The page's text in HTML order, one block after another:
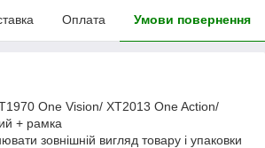
Оплата Умови повернення
One Vision/ XT2013 One Action/
+ рамка
зовнішній вигляд товару і упаковки